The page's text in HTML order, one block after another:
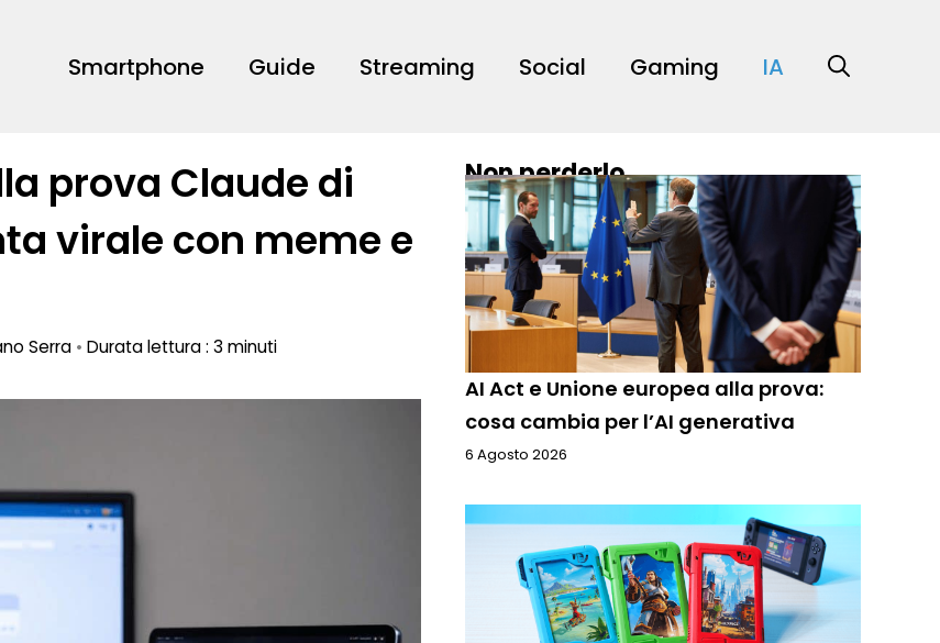
Smartphone Guide Streaming Social Gaming IA
prova Claude di
virale con meme e
Serra • Durata lettura : 3 minuti
Non perderlo
AI Act e Unione europea alla prova:
cosa cambia per l’AI generativa
6 Agosto 2026